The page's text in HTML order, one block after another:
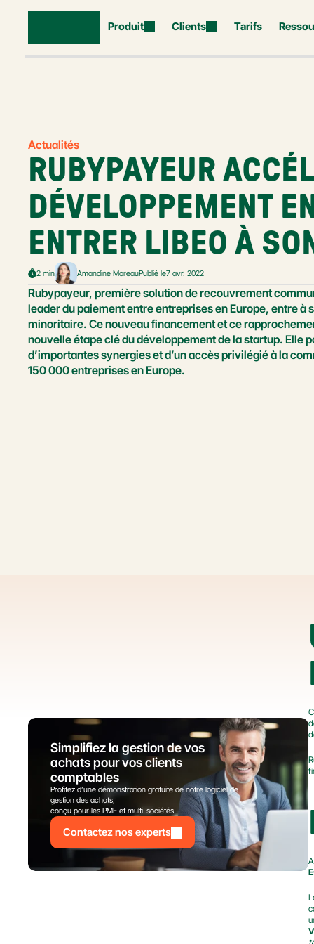
Produit Clients Tarifs
Actualités
RUBYPAYEUR
DÉVELOPPEMENT
ENTRER LIBEO À
2 min Amandine MoreauPublié le7 avr. 2022
Rubypayeur, première solution de recouvrement
leader du paiement entre entreprises en Europe, entre à
minoritaire. Ce nouveau financement et ce
nouvelle étape clé du développement de la startup. Elle
d’importantes synergies et d’un accès privilégié à la
150 000 entreprises en Europe.
Simplifiez la gestion de vos
achats pour vos clients
comptables
Profitez d’une démonstration gratuite de notre logiciel de
gestion des achats,
conçu pour les PME et multi-sociétés.
Contactez nos experts